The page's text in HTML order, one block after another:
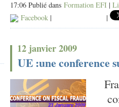
17:06 Publié dans Formation EFI |
Facebook | |
12 janvier 2009
UE :une conference